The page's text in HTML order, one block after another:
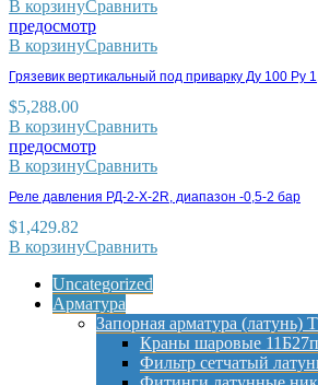
В корзинуСравнить
предосмотр
В корзинуСравнить
Грязевик вертикальный под приварку Ду 100 Ру
$5,288.00
В корзинуСравнить
предосмотр
В корзинуСравнить
Реле давления РД-2-X-2R, диапазон -0,5-2 бар
$1,429.82
В корзинуСравнить
Uncategorized
Арматура
Запорная арматура (латунь)
Краны шаровые
Фильтр сетчатый